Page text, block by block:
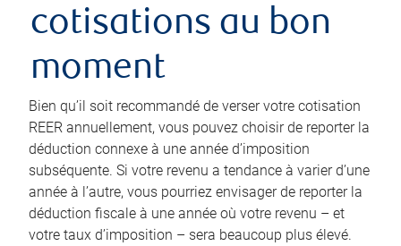
cotisations au bon
moment
Bien qu’il soit recommandé de verser votre cotisation
REER annuellement, vous pouvez choisir de reporter la
déduction connexe à une année d’imposition
subséquente. Si votre revenu a tendance à varier d’une
année à l’autre, vous pourriez envisager de reporter la
déduction fiscale à une année où votre revenu – et
votre taux d’imposition – sera beaucoup plus élevé.